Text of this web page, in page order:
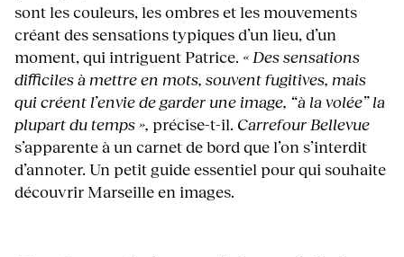
sont les couleurs, les ombres et les mouvements
créant des sensations typiques d’un lieu, d’un
moment, qui intriguent Patrice. « Des sensations
difficiles à mettre en mots, souvent fugitives, mais
qui créent l’envie de garder une image, “à la volée” la
plupart du temps », précise-t-il. Carrefour Bellevue
s’apparente à un carnet de bord que l’on s’interdit
d’annoter. Un petit guide essentiel pour qui souhaite
découvrir Marseille en images.